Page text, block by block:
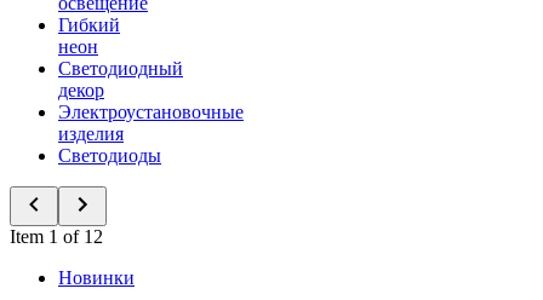
Гибкий
неон
Светодиодный
декор
Электроустановочные
изделия
Светодиоды
Item 1 of 12
Новинки